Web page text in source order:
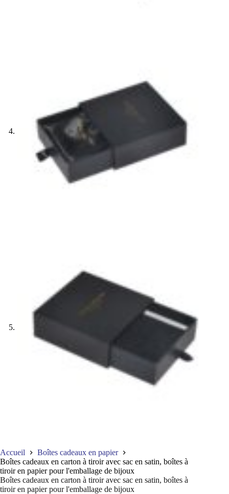
Accueil
Boîtes cadeaux en papier
Boîtes cadeaux en carton à tiroir avec sac en satin, boîtes à
tiroir en papier pour l'emballage de bijoux
Boîtes cadeaux en carton à tiroir avec sac en satin, boîtes à
tiroir en papier pour l'emballage de bijoux